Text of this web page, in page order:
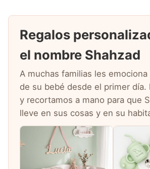
Regalos
el nombre Shahzad
A muchas familias les
de su bebé desde el primer día.
y recortamos a mano para que
lleve en sus cosas y en su